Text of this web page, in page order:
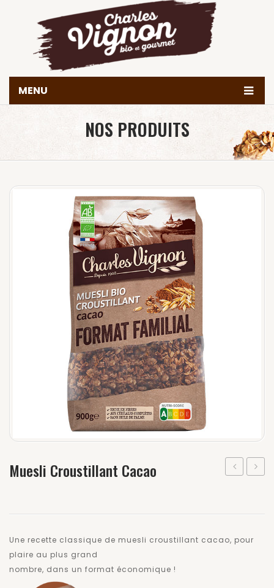
MENU
Nous trouver
Achetez en ligne
NOS PRODUITS
Noir
Muesli Croustillant Cacao
Une recette classique de muesli croustillant cacao, pour
plaire au plus grand
nombre, dans un format économique !